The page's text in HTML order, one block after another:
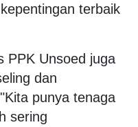
terbaik
PPK Unsoed juga
dan
punya tenaga
sering